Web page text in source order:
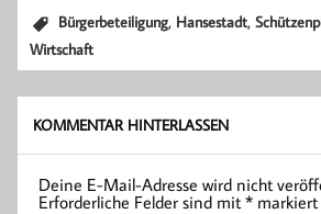
Bürgerbeteiligung, Hansestadt,
Wirtschaft
KOMMENTAR HINTERLASSEN
Deine E-Mail-Adresse wird nicht
Erforderliche Felder sind mit* markiert